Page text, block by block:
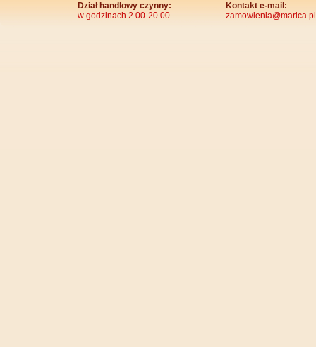
Dział handlowy czynny:
w godzinach 2.00-20.00
Kontakt e-mail:
zamowienia@marica.pl